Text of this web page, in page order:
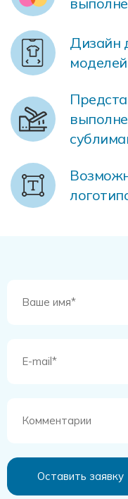
Дизайн
моделей
Форма в
Распродажа
Статьи
Реквизиты
Система скидок
Доставка